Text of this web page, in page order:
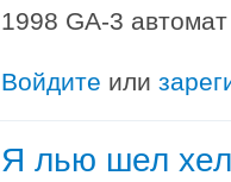
1998 GA-3
Войдите или
Я лью шел